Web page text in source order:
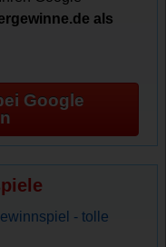
als
Google
- tolle